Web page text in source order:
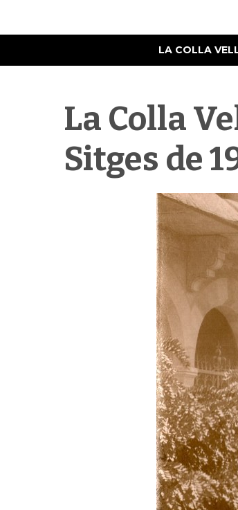
LA COLLA
La Colla
Sitges de